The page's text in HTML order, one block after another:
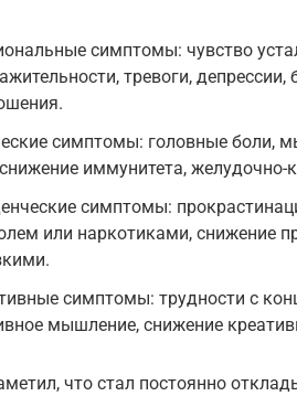
симптомы: чувство
тревоги,
симптомы: головные боли,
иммунитета, желудочно-
симптомы:
или наркотиками, снижение
симптомы: трудности с
мышление, снижение
что стал постоянно